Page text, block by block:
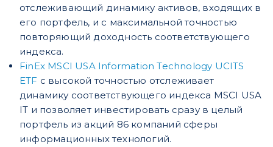
отслеживающий динамику активов, входящих в
его портфель, и с максимальной точностью
повторяющий доходность соответствующего
индекса.
FinEx MSCI USA Information Technology UCITS
ETF с высокой точностью отслеживает
динамику соответствующего индекса MSCI USA
IT и позволяет инвестировать сразу в целый
портфель из акций 86 компаний сферы
информационных технологий.